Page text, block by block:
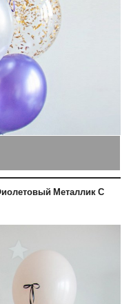
Металлик С